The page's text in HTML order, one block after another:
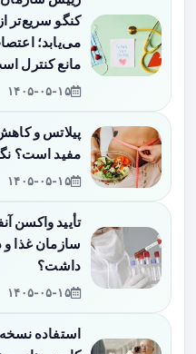
کنگو سریع‌تر
می‌یابد؛
مانع کنترل
۱۴۰۵-۰۵-۱۵
پیلاتس و
مفید است؟
۱۴۰۵-۰۵-۱۵
تأیید واکسن
سازمان غذا و
داشت؟
۱۴۰۵-۰۵-۱۵